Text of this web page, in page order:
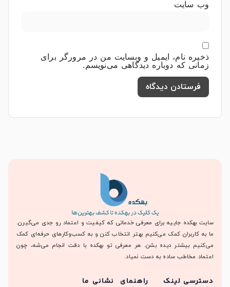
وب‌ سایت
ذخیره نام، ایمیل و وبسایت من در مرورگر برای
زمانی که دوباره دیدگاهی می‌نویسم.
سایت بهکده جاییه برای معرفی خدماتی که کیفیت و اعتماد رو جدی می‌گیرن.
ما به کاربران کمک می‌کنیم بهتر انتخاب کنن و به کسب‌وکارهای حرفه‌ای کمک
می‌کنیم بیشتر دیده بشن. هر معرفی تو بهکده با دقت انجام می‌شه، چون
اعتماد مخاطب ساده به دست نمیاد.
دسترسی لینک راهنمای نشانی ما